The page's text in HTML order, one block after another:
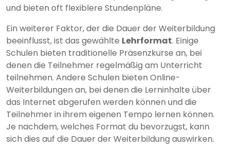
und bieten oft flexiblere Stundenpläne.
Ein weiterer Faktor, der die Dauer der Weiterbildung
beeinflusst, ist das gewählte Lehrformat. Einige
Schulen bieten traditionelle Präsenzkurse an, bei
denen die Teilnehmer regelmäßig am Unterricht
teilnehmen. Andere Schulen bieten Online-
Weiterbildungen an, bei denen die Lerninhalte über
das Internet abgerufen werden können und die
Teilnehmer in ihrem eigenen Tempo lernen können.
Je nachdem, welches Format du bevorzugst, kann
sich dies auf die Dauer der Weiterbildung auswirken.